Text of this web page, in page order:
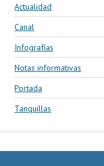
Actualidad
Canal
Infografías
Notas informativas
Portada
Tanquillas